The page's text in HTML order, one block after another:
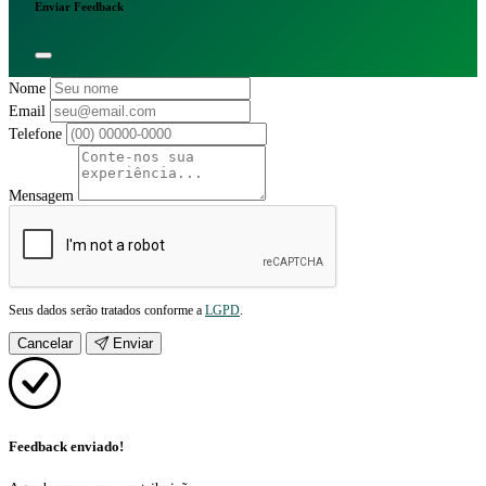
Enviar Feedback
Nome
Email
Telefone
Mensagem
Seus dados serão tratados conforme a LGPD.
Cancelar Enviar
Feedback enviado!